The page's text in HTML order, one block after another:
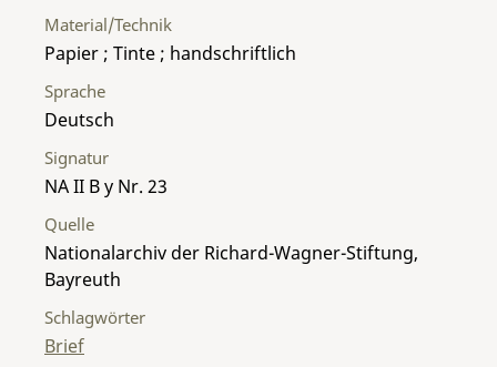
Material/Technik
Papier ; Tinte ; handschriftlich
Sprache
Deutsch
Signatur
NA II B y Nr. 23
Quelle
Nationalarchiv der Richard-Wagner-Stiftung,
Bayreuth
Schlagwörter
Brief